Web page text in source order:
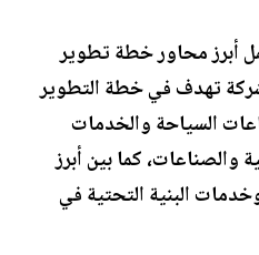
أبرز محاور خطة تطوير
تهدف في خطة التطوير
السياحة والخدمات
والصناعات، كما بين أبرز
البنية التحتية في